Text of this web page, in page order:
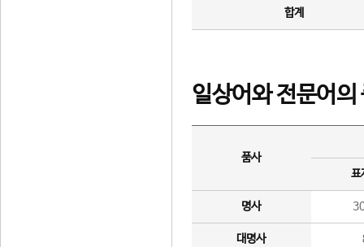
합계
일상어와 전문어의
품사
표
명사
대명사